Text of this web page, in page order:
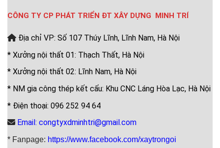
CÔNG TY CP PHÁT TRIỂN ĐT XÂY DỰNG MINH TRÍ
Địa chỉ VP: Số 107 Thúy Lĩnh, Lĩnh Nam, Hà Nội
* Xưởng nội thất 01: Thạch Thất, Hà Nội
* Xưởng nội thất 02: Lĩnh Nam, Hà Nội
* NM gia công thép kết cấu: Khu CNC Láng Hòa Lạc, Hà Nội
* Điện thoại: 096 252 94 64
Email: congtyxdminhtri@gmail.com
* Fanpage: https://www.facebook.com/xaytrongoi